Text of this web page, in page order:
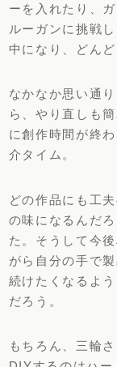
ーを入れたり、
ルーガンに挑戦
中になり、どん
なかなか思い通
ら、やり直しも
に創作時間が終
介タイム。
どの作品にも工
の味になるんだ
た。そうして今
がら自分の手で
続けたくなるよ
だろう。
もちろん、三輪